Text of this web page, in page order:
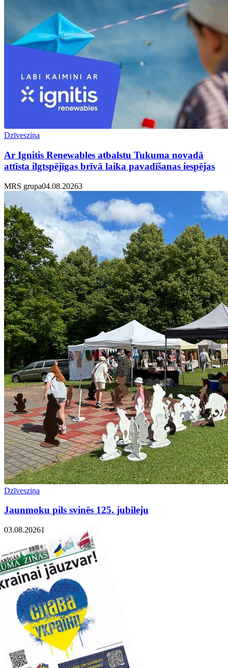
Dzīvesziņa
Ar Ignitis Renewables atbalstu Tukuma novadā
attīsta ilgtspējīgas brīvā laika pavadīšanas iespējas
MRS grupa04.08.20263
Dzīvesziņa
Jaunmoku pils svinēs 125. jubileju
03.08.20261